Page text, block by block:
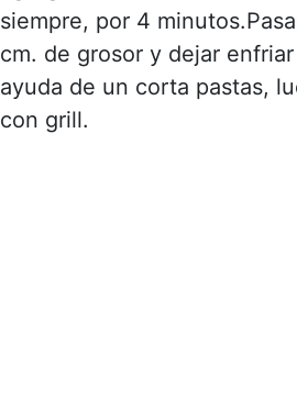
siempre, por 4
cm. de grosor y dejar
ayuda de un corta pastas,
con grill.